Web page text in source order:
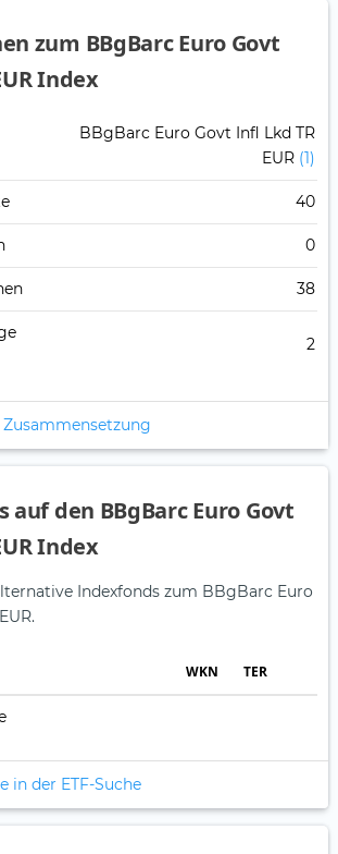
zum BBgBarc Euro Govt
Index
BBgBarc Euro Govt Infl Lkd TR
EUR (1)
40
0
38
2
auf den BBgBarc Euro Govt
Index
Indexfonds zum BBgBarc Euro
WKN TER
in der ETF-Suche